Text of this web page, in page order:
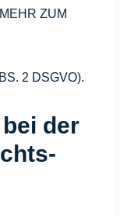
ZUM
2 DSGVO).
der